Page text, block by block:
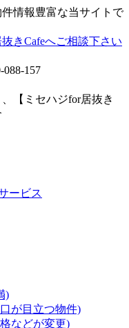
情報豊富な当サイトで
088-157
【ミセハジfor居抜き
ービス
)
が目立つ物件)
などが変更)